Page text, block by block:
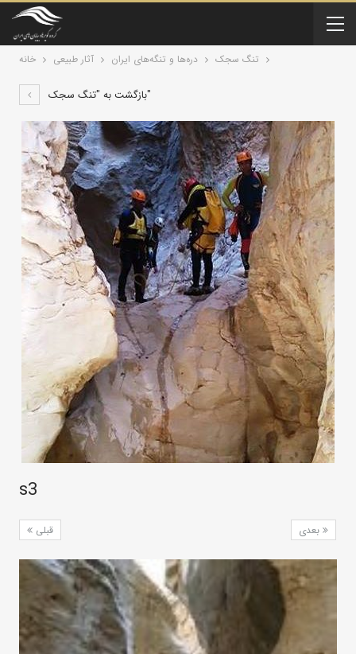
خانه آثار طبیعی دره‌ها و تنگه‌های ایران تنگ سجک
بازگشت به "تنگ سجک"
s3
قبلی